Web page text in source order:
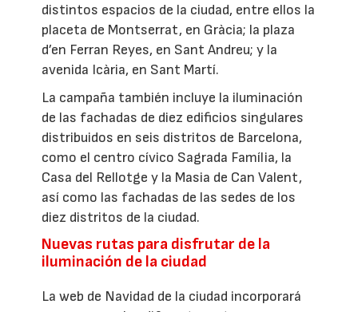
distintos espacios de la ciudad, entre ellos la
placeta de Montserrat, en Gràcia; la plaza
d’en Ferran Reyes, en Sant Andreu; y la
avenida Icària, en Sant Martí.
La campaña también incluye la iluminación
de las fachadas de diez edificios singulares
distribuidos en seis distritos de Barcelona,
como el centro cívico Sagrada Família, la
Casa del Rellotge y la Masia de Can Valent,
así como las fachadas de las sedes de los
diez distritos de la ciudad.
Nuevas rutas para disfrutar de la
iluminación de la ciudad
La web de Navidad de la ciudad incorporará